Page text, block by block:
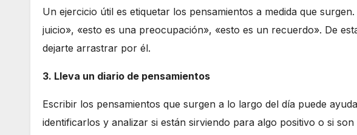
Un ejercicio útil es etiquetar los pensamientos a medida que
juicio», «esto es una preocupación», «esto es un recuerdo». De
dejarte arrastrar por él.
3. Lleva un diario de pensamientos
Escribir los pensamientos que surgen a lo largo del día puede
identificarlos y analizar si están sirviendo para algo positivo o si